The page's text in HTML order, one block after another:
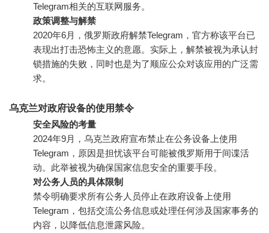
Telegram相关的互联网服务。
政策调整与解禁
2020年6月，俄罗斯政府解禁Telegram，官方称该平台已
表现出打击恐怖主义的意愿。实际上，解禁被视为承认封
锁措施的失败，同时也是为了顺应公众对该应用的广泛需
求。
乌克兰对政府设备的使用禁令
安全风险的考量
2024年9月，乌克兰政府宣布禁止在公务设备上使用
Telegram，原因是担忧该平台可能被俄罗斯用于间谍活
动。此举被视为确保国家信息安全的重要手段。
对公务人员的具体限制
禁令明确要求所有公务人员停止在政府设备上使用
Telegram，包括交流公务信息或处理任何涉及国家事务的
内容，以降低信息泄露风险。